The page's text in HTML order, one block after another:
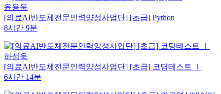
윤용욱
[의료AI반도체전문인력양성사업단] [초급] Python
8시간 9분
하성욱
[의료AI반도체전문인력양성사업단] [초급] 코딩테스트 Ⅰ
6시간 14분